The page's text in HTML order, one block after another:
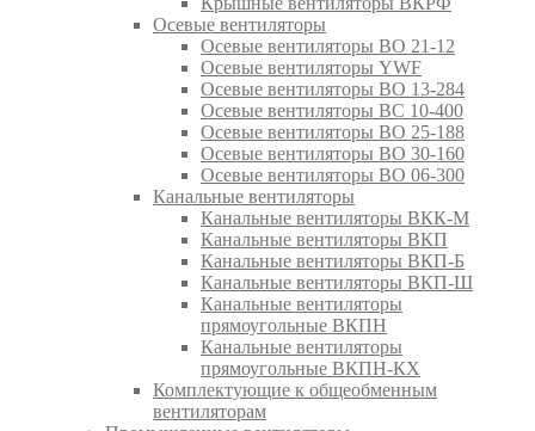
Осевые вентиляторы
Осевые вентиляторы ВО 21-12
Осевые вентиляторы YWF
Осевые вентиляторы ВО 13-284
Осевые вентиляторы ВС 10-400
Осевые вентиляторы ВО 25-188
Осевые вентиляторы ВО 30-160
Осевые вентиляторы ВО 06-300
Канальные вентиляторы
Канальные вентиляторы ВКК-М
Канальные вентиляторы ВКП
Канальные вентиляторы ВКП-Б
Канальные вентиляторы ВКП-Ш
Канальные вентиляторы
прямоугольные ВКПН
Канальные вентиляторы
прямоугольные ВКПН-КХ
Комплектующие к общеобменным
вентиляторам